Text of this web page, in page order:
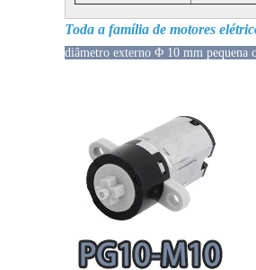
Toda a família de motores
diâmetro externo Φ 10 mm pequena